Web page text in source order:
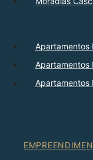
Apartamentos
Apartamentos